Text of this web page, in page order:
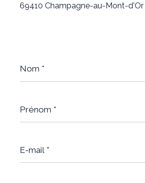
69410 Champagne-au-Mont-d'Or
*
*
mail
*